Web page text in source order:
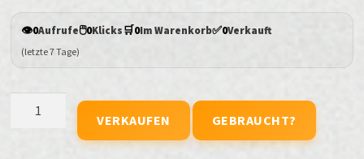
👁️0Aufrufe🖱️0Klicks🛒0Im Warenkorb✅0Verkauft
(letzte 7 Tage)
VERKAUFEN GEBRAUCHT?